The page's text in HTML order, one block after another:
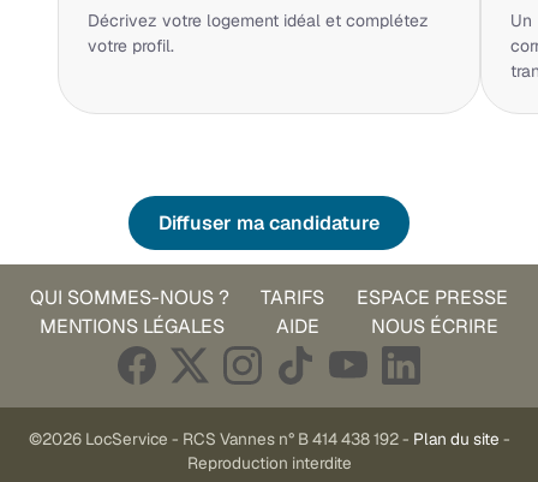
Décrivez votre logement idéal et complétez
votre profil.
Un
Diffuser ma candidature
QUI SOMMES-NOUS ? TARIFS
ESPACE PRESSE
MENTIONS LÉGALES
AIDE NOUS ÉCRIRE
©2026 LocService - RCS Vannes n° B 414 438 192 - Plan du site -
Reproduction interdite